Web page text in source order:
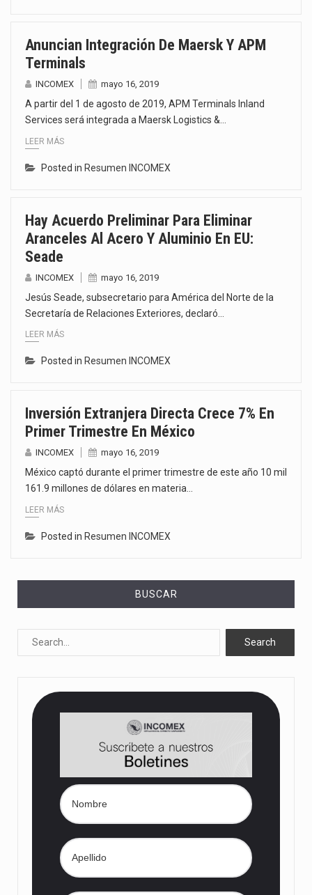
Anuncian Integración De Maersk Y APM
Terminals
INCOMEX mayo 16, 2019
A partir del 1 de agosto de 2019, APM Terminals Inland
Services será integrada a Maersk Logistics &…
LEER MÁS
Posted in Resumen INCOMEX
Hay Acuerdo Preliminar Para Eliminar
Aranceles Al Acero Y Aluminio En EU:
Seade
INCOMEX mayo 16, 2019
Jesús Seade, subsecretario para América del Norte de la
Secretaría de Relaciones Exteriores, declaró…
LEER MÁS
Posted in Resumen INCOMEX
Inversión Extranjera Directa Crece 7% En
Primer Trimestre En México
INCOMEX mayo 16, 2019
México captó durante el primer trimestre de este año 10 mil
161.9 millones de dólares en materia…
LEER MÁS
Posted in Resumen INCOMEX
BUSCAR